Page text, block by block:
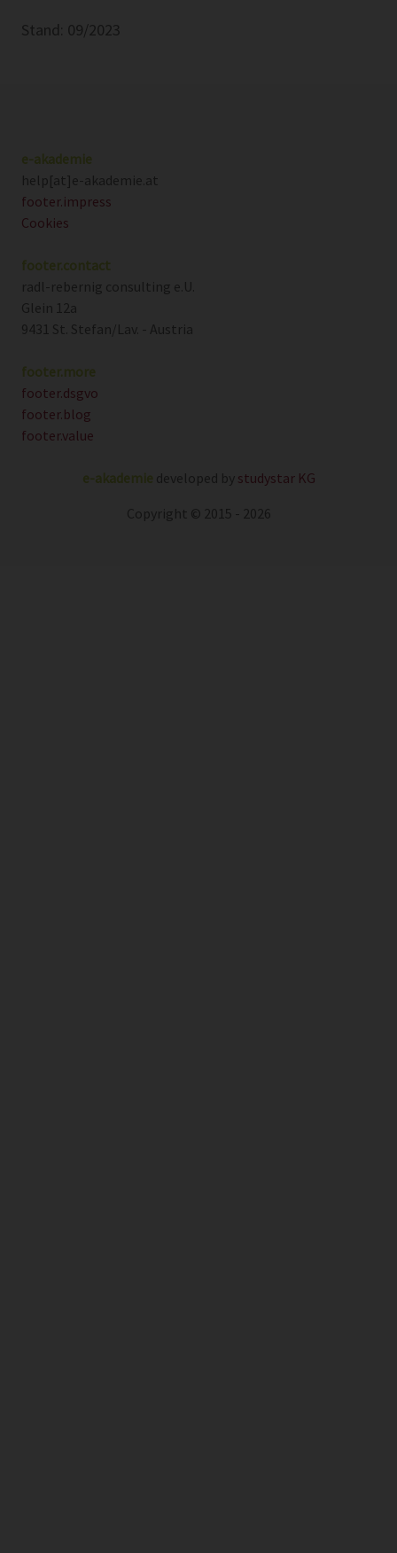
Stand: 09/2023
e-akademie
help[at]e-akademie.at
footer.impress
Cookies
footer.contact
radl-rebernig consulting e.U.
Glein 12a
9431 St. Stefan/Lav. - Austria
footer.more
footer.dsgvo
footer.blog
footer.value
e-akademie developed by studystar KG
Copyright © 2015 - 2026